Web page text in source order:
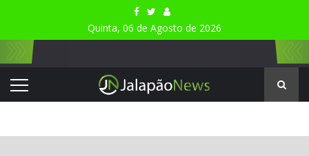
Quinta, 06 de Agosto de 2026